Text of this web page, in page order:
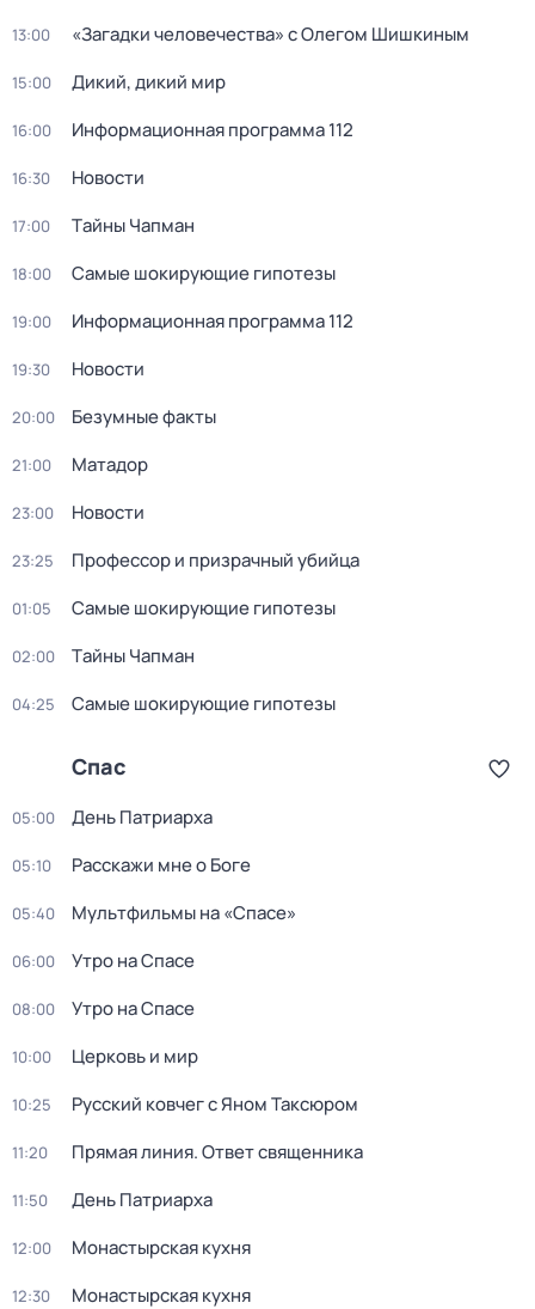
13:00 «Загадки человечества» с Олегом Шишкиным
15:00 Дикий, дикий мир
16:00 Информационная программа 112
16:30 Новости
17:00 Тaйны Чапман
18:00 Самые шoкиpующие гипотезы
19:00 Информационная программа 112
19:30 Новости
20:00 Безумные факты
21:00 Матадор
23:00 Новости
23:25 Профессор и призрачный убийца
01:05 Самые шoкиpующие гипотезы
02:00 Тaйны Чапман
04:25 Самые шoкиpующие гипотезы
Спас
05:00 День Патриарха
05:10 Расскажи мне о Боге
05:40 Мультфильмы на «Спасе»
06:00 Утро на Спасе
08:00 Утро на Спасе
10:00 Церковь и мир
10:25 Русский ковчег с Яном Таксюром
11:20 Прямая линия. Ответ священника
11:50 День Патриарха
12:00 Монастырская кухня
12:30 Монастырская кухня